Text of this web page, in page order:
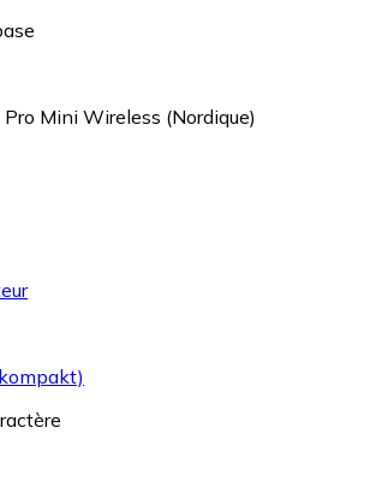
Mini Wireless (Nordique)